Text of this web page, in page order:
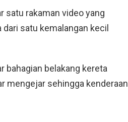
satu rakaman video yang
satu kemalangan kecil
bahagian belakang kereta
mengejar sehingga kenderaan